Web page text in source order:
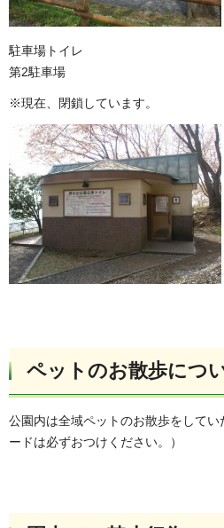
駐車場トイレ
第2駐車場
※現在、閉鎖しています。
ペットのお散歩につ
公園内は全域ペットのお散歩をして
ードは必ずおつけください。）